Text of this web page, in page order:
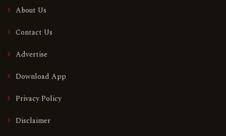
About Us
Contact Us
Advertise
Download App
Privacy Policy
Disclaimer